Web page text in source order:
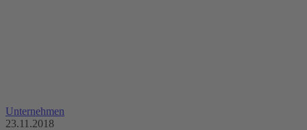
Unternehmen
23.11.2018